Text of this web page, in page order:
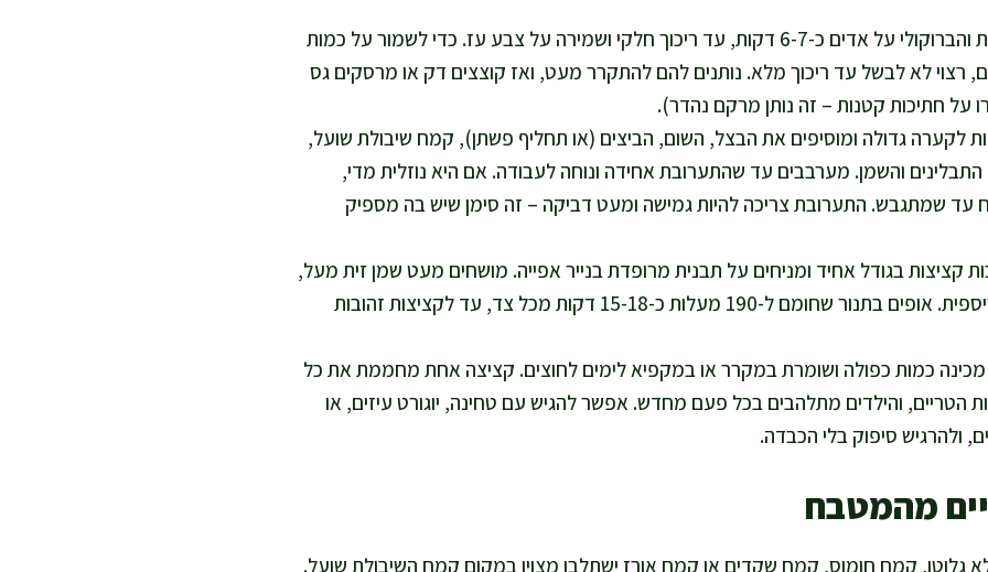
מאדים את הכרובית והברוקולי על אדים כ-6-7 דקות, עד ריכוך חלקי ושמירה על צבע עז. כדי לשמור על כמות
רצוי לא לבשל עד ריכוך מלא. נותנים להם להתקרר מעט, ואז קוצצים דק או מרסקים גס
על חתיכות קטנות – זה נותן מרקם נהדר).
לקערה גדולה ומוסיפים את הבצל, השום, הביצים (או תחליף פשתן), קמח שיבולת שועל,
התבלינים והשמן. מערבבים עד שהתערובת אחידה ונוחה לעבודה. אם היא נוזלית מדי,
עד שמתגבש. התערובת צריכה להיות גמישה ומעט דביקה – זה סימן שיש בה מספיק
קציצות בגודל אחיד ומניחים על תבנית מרופדת בנייר אפייה. מושחים מעט שמן זית מעל,
לאפייה בריאה וקריספית. אופים בתנור שחומם ל-190 מעלות כ-15-18 דקות מכל צד, עד לקציצות זהובות
כמות כפולה ושומרת במקרר או במקפיא לימים לחוצים. קציצה אחת מחממת את כל
הטריים, והילדים מתלהבים בכל פעם מחדש. אפשר להגיש עם טחינה, יוגורט עיזים, או
ולהרגיש סיפוק בלי הכבדה.
מהמטבח
גלוטן, קמח חומוס, קמח שקדים או קמח אורז ישתלבו מצוין במקום קמח השיבולת שועל.